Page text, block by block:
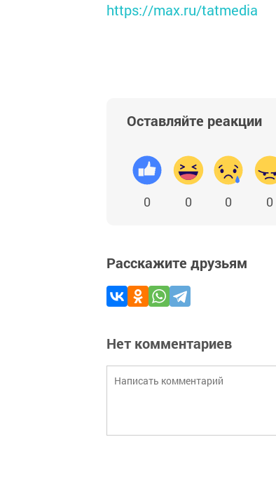
https://max.ru/tatmedia
Оставляйте реакции
0 0 0 0
Расскажите друзьям
Нет комментариев